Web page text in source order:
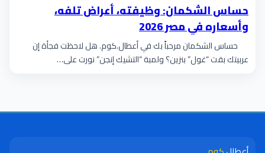
حساس الشكمان: وظيفته، أعراض تلفه،
وأسعاره في مصر 2026
حساس الشكمان مرحباً بك في أعطال.كوم. هل لاحظت فجأة إن
عربيتك بقت “غول” بنزين؟ ولمبة “التشيك إنجن” نورت على…